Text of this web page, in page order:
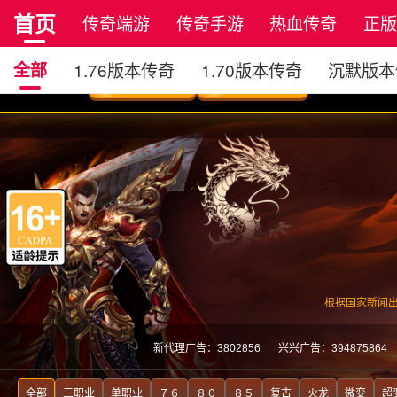
首页 传奇端游 传奇手游 热血传奇
正
全部
1.76版本传奇 1.70版本传奇 沉默版